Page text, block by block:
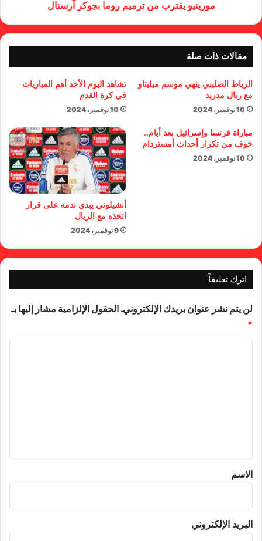
مورينيو يقترب من ترميم روما بجوكر آرسنال
مقالات ذات صلة
الرباط الصليبي ينهي موسم ميليتاو
مع ريال مدريد
10 نوفمبر، 2024
تشاهد اليوم الأحد أهم المباريات
في كرة القدم
10 نوفمبر، 2024
مباراة فرنسا وإسرائيل بعد أيام..
خوف من تكرار أحداث أمستردام
10 نوفمبر، 2024
أنشيلوتي يبدي ندمه على قرار
اتخذه مع الريال
9 نوفمبر، 2024
اترك تعليقاً
لن يتم نشر عنوان بريدك الإلكتروني. الحقول الإلزامية مشار إليها بـ
*
*
الاسم
البريد الإلكتروني